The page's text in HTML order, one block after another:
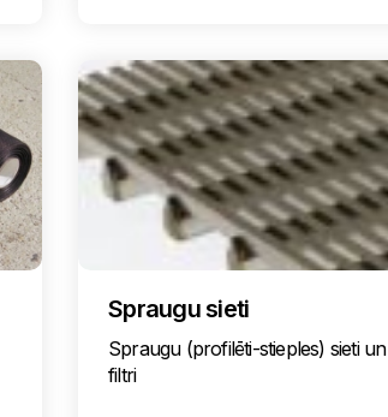
Spraugu sieti
Spraugu (profilēti-stieples) sieti un
filtri